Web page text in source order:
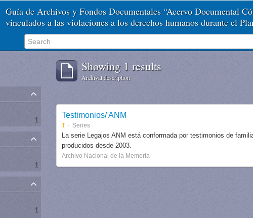
Guía de Archivos y Fondos Documentales “Acervo Documental
vinculados a las violaciones a los derechos humanos durante el
1
1
1
Showing 1 results
Archival description
Testimonios/ ANM
T Series
La serie Legajos ANM está conformada por testimonios de
producidos desde 2003.
Archivo Nacional de la Memoria